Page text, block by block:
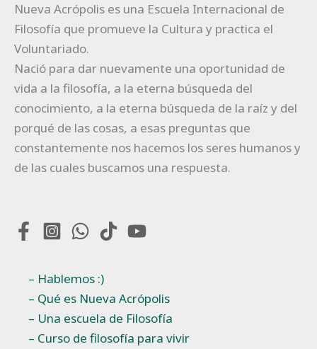
Nueva Acrópolis es una Escuela Internacional de
Filosofía que promueve la Cultura y practica el
Voluntariado.
Nació para dar nuevamente una oportunidad de
vida a la filosofía, a la eterna búsqueda del
conocimiento, a la eterna búsqueda de la raíz y del
porqué de las cosas, a esas preguntas que
constantemente nos hacemos los seres humanos y
de las cuales buscamos una respuesta.
– Hablemos :)
– Qué es Nueva Acrópolis
– Una escuela de Filosofía
– Curso de filosofía para vivir